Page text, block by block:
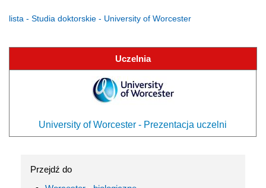
lista - Studia doktorskie - University of Worcester
Uczelnia
University of Worcester - Prezentacja uczelni
Przejdź do